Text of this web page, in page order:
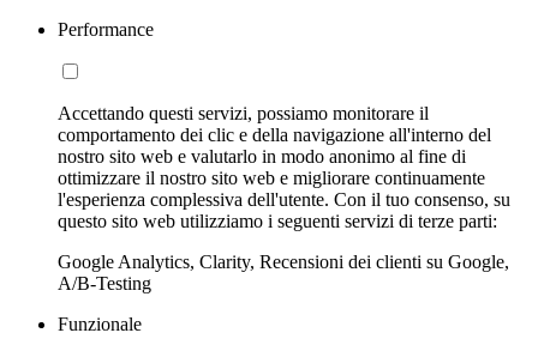
Performance
Accettando questi servizi, possiamo monitorare il
comportamento dei clic e della navigazione all'interno del
nostro sito web e valutarlo in modo anonimo al fine di
ottimizzare il nostro sito web e migliorare continuamente
l'esperienza complessiva dell'utente. Con il tuo consenso, su
questo sito web utilizziamo i seguenti servizi di terze parti:
Google Analytics, Clarity, Recensioni dei clienti su Google,
A/B-Testing
Funzionale